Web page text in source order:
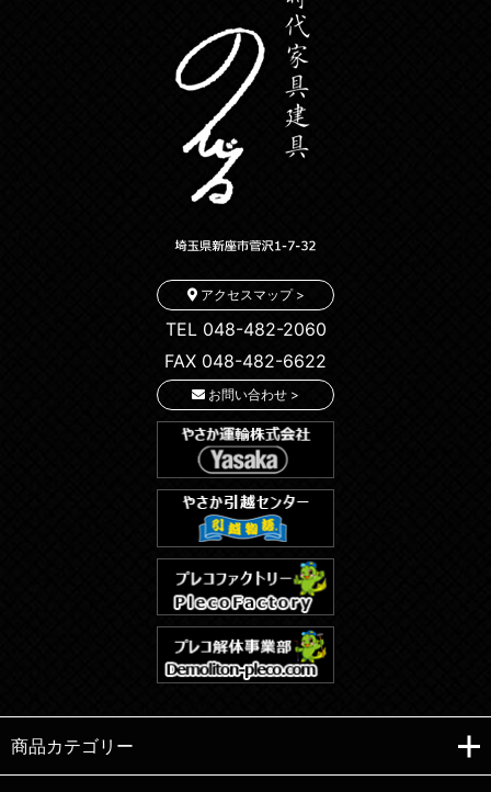
アクセスマップ >
TEL 048-482-2060
FAX 048-482-6622
お問い合わせ >
商品カテゴリー